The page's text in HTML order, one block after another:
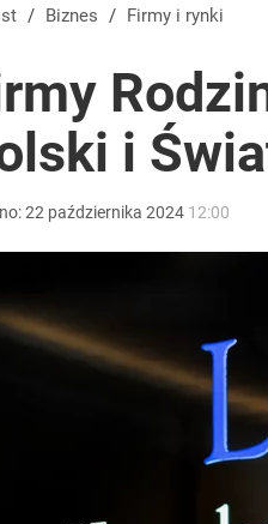
/ Biznes / Firmy i rynki
i
22 października 2024 12:00